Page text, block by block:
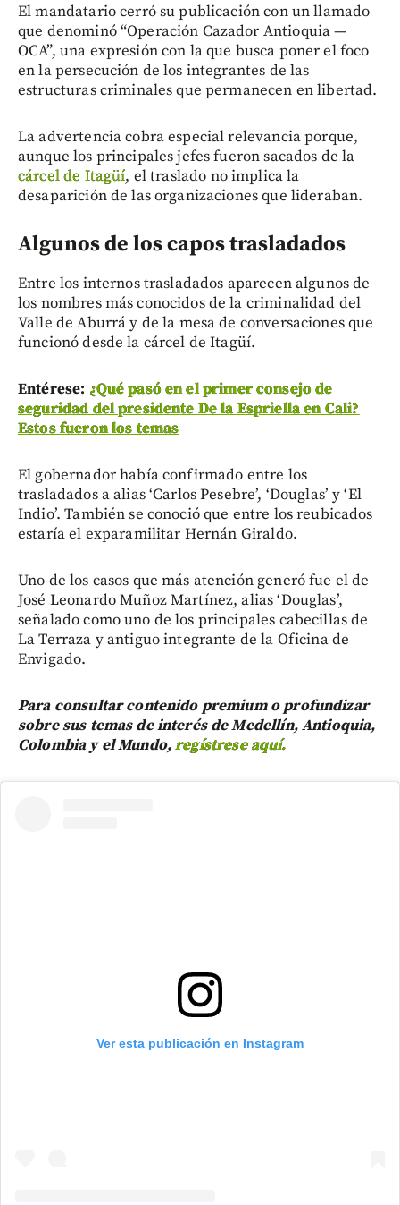
El mandatario cerró su publicación con un llamado
que denominó “Operación Cazador Antioquia —
OCA”, una expresión con la que busca poner el foco
en la persecución de los integrantes de las
estructuras criminales que permanecen en libertad.
La advertencia cobra especial relevancia porque,
aunque los principales jefes fueron sacados de la
cárcel de Itagüí, el traslado no implica la
desaparición de las organizaciones que lideraban.
Algunos de los capos trasladados
Entre los internos trasladados aparecen algunos de
los nombres más conocidos de la criminalidad del
Valle de Aburrá y de la mesa de conversaciones que
funcionó desde la cárcel de Itagüí.
Entérese: ¿Qué pasó en el primer consejo de
seguridad del presidente De la Espriella en Cali?
Estos fueron los temas
El gobernador había confirmado entre los
trasladados a alias ‘Carlos Pesebre’, ‘Douglas’ y ‘El
Indio’. También se conoció que entre los reubicados
estaría el exparamilitar Hernán Giraldo.
Uno de los casos que más atención generó fue el de
José Leonardo Muñoz Martínez, alias ‘Douglas’,
señalado como uno de los principales cabecillas de
La Terraza y antiguo integrante de la Oficina de
Envigado.
Para consultar contenido premium o profundizar
sobre sus temas de interés de Medellín, Antioquia,
Colombia y el Mundo,regístrese aquí.
Ver esta publicación en Instagram